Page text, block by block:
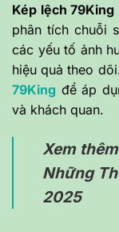
Kép lệch 79King
phân tích chuỗi
các yếu tố ảnh
hiệu quả theo
79King để áp
và khách quan.
Xem
Những
2025